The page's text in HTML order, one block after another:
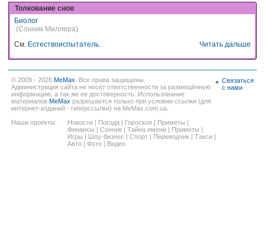
Толкование снов
Биолог
(Сонник Миллера)
См. Естествоиспытатель Читать дальше
© 2009 - 2026 MeMax . Все права защищены.
Администрация сайта не несёт ответственности за размещённую
информацию, а так же ее достоверность. Использование
материалов MeMax разрешается только при условии ссылки (для
интернет-изданий - гиперссылки) на MeMax.com.ua.
Наши проекты:
Новости | Погода | Гороскоп | Приметы |
Финансы | Сонник | Тайна имени | Приметы |
Игры | Шоу-бизнес | Спорт | Переводчик | Такси |
Авто | Фото | Видео
Связаться
с нами